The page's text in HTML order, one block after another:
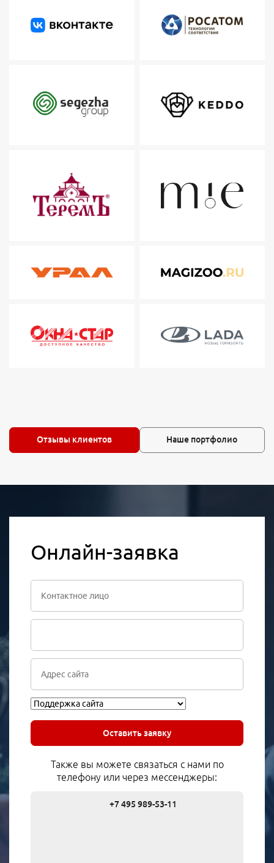
Отзывы клиентов Наше портфолио
Онлайн-заявка
Оставить заявку
Также вы можете связаться с нами по
телефону или через мессенджеры:
+7 495 989-53-11